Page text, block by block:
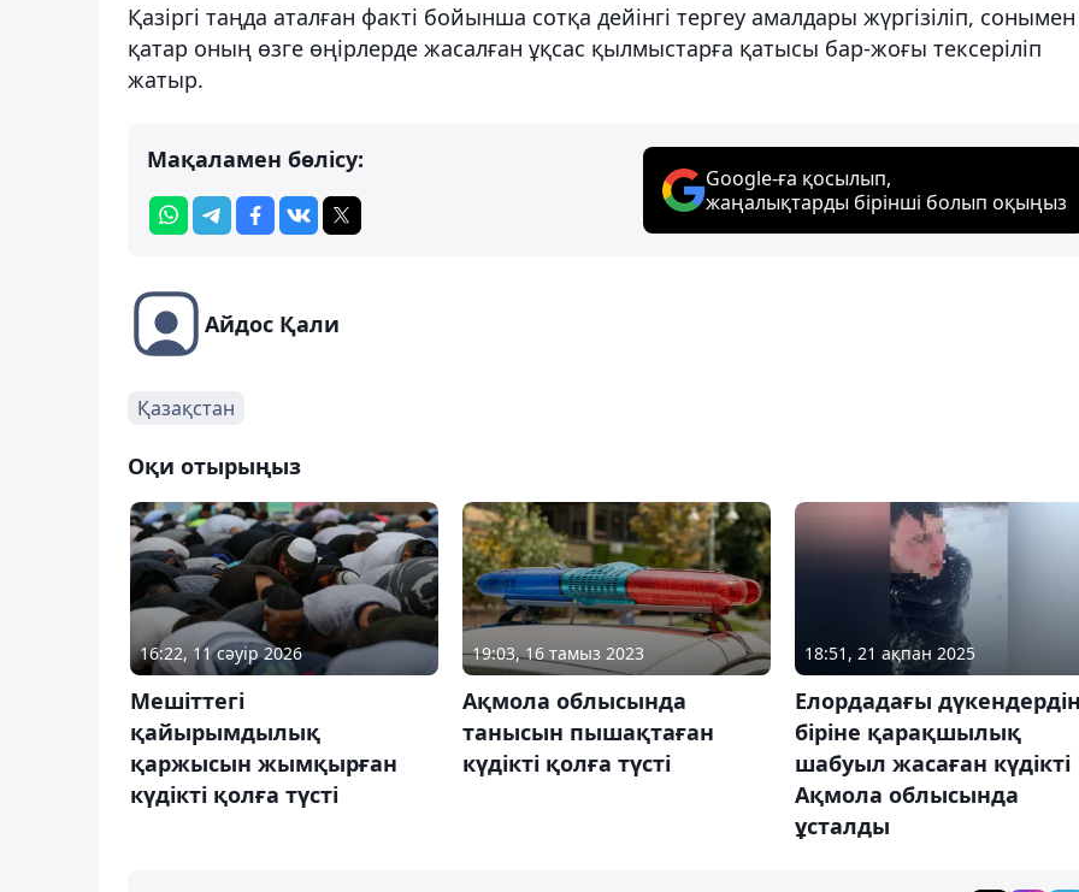
Қазіргі таңда аталған факті бойынша сотқа дейінгі тергеу амалдары жүргізіліп, сонымен
қатар оның өзге өңірлерде жасалған ұқсас қылмыстарға қатысы бар-жоғы тексеріліп
жатыр.
Мақаламен бөлісу:
Google-ға қосылып,
жаңалықтарды бірінші болып оқыңыз
Айдос Қали
Қазақстан
Оқи отырыңыз
16:22, 11 сәуір 2026
Мешіттегі
қайырымдылық
қаржысын жымқырған
күдікті қолға түсті
19:03, 16 тамыз 2023
Ақмола облысында
танысын пышақтаған
күдікті қолға түсті
18:51, 21 ақпан 2025
Елордадағы
біріне қарақшылық
шабуыл жасаған күдікті
Ақмола облысында
ұсталды